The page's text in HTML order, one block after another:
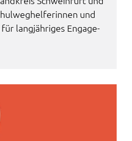
und
lang­jäh­ri­ges Enga­ge­